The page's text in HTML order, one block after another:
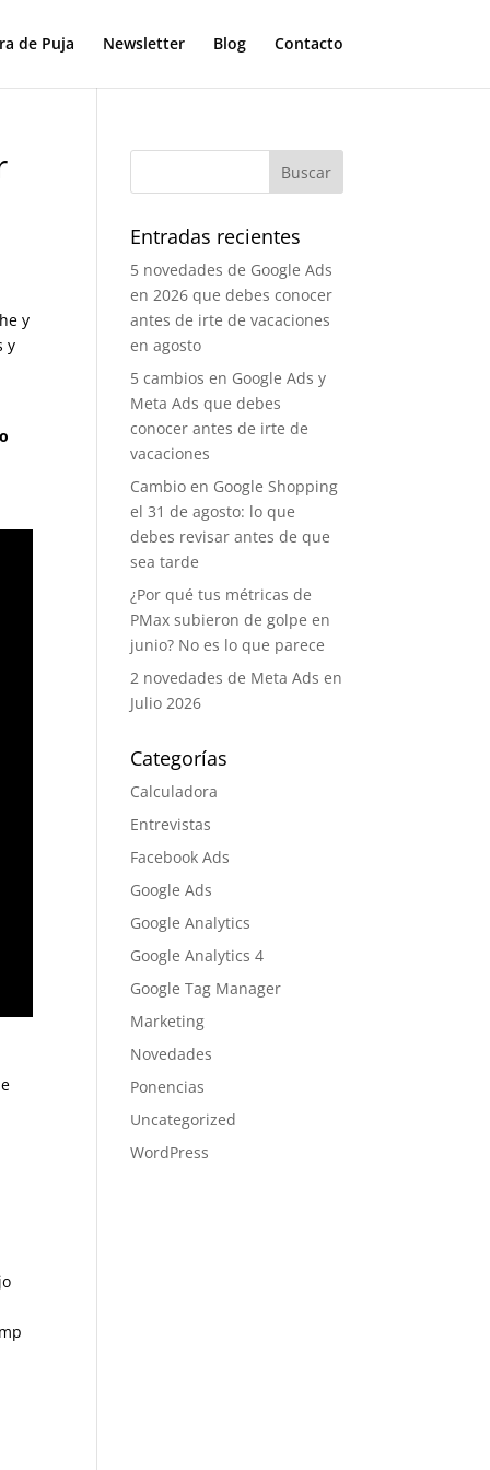
de Puja Newsletter Blog Contacto
y
y
Entradas recientes
5 novedades de Google Ads
en 2026 que debes conocer
antes de irte de vacaciones
en agosto
5 cambios en Google Ads y
Meta Ads que debes
conocer antes de irte de
vacaciones
Cambio en Google Shopping
el 31 de agosto: lo que
debes revisar antes de que
sea tarde
¿Por qué tus métricas de
PMax subieron de golpe en
junio? No es lo que parece
2 novedades de Meta Ads en
Julio 2026
Categorías
Calculadora
Entrevistas
Facebook Ads
Google Ads
Google Analytics
Google Analytics 4
Google Tag Manager
Marketing
Novedades
Ponencias
Uncategorized
WordPress